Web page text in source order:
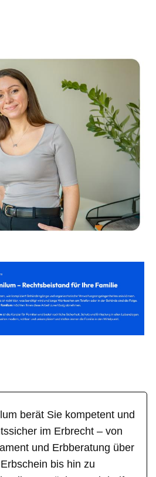
berät Sie kompetent und
im Erbrecht – von
und Erbberatung über
bis hin zu